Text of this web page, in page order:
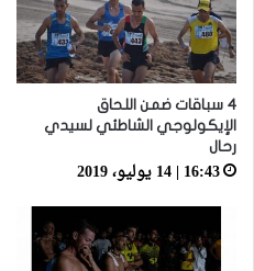
4 سباقات ضمن اللحاق
الإيكولوجي الشاطئي لسيدي
رحال
16:43 | 14 يوليو، 2019